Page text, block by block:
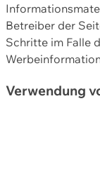
Betreiber der
Schritte im Falle
Verwendung